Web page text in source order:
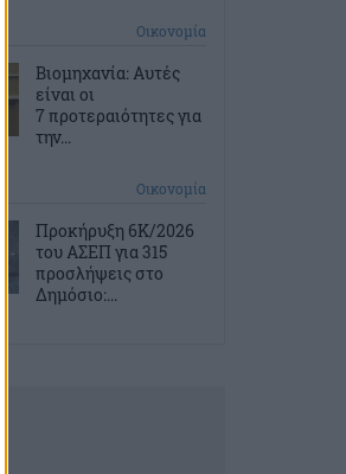
Οικονομία
Βιομηχανία: Αυτές
είναι οι
7 προτεραιότητες για
την...
Οικονομία
Προκήρυξη 6Κ/2026
του ΑΣΕΠ για 315
προσλήψεις στο
Δημόσιο:...